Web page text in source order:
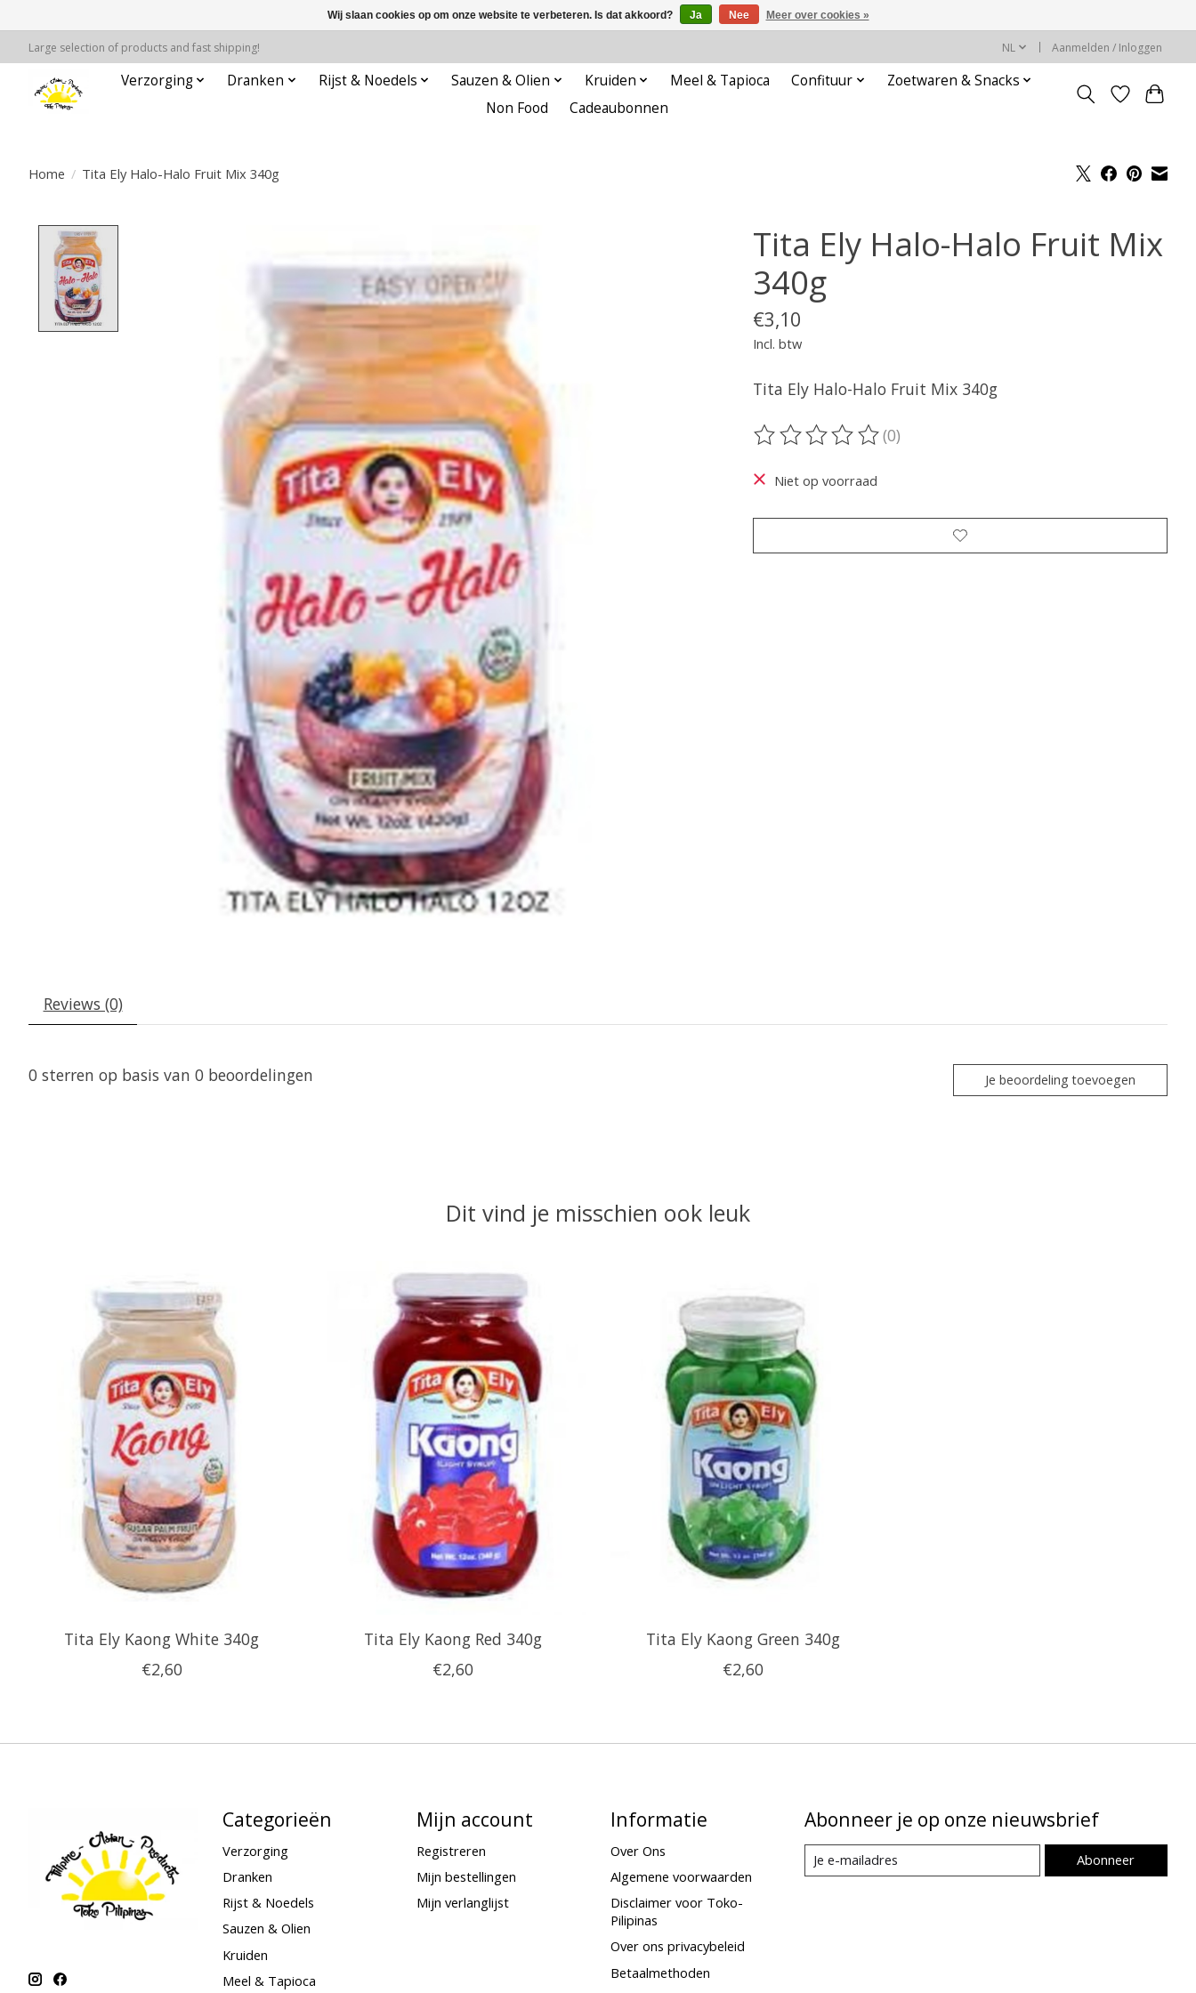
Large selection of products and fast shipping! NL Aanmelden / Inloggen
Verzorging Dranken Rijst & Noedels Sauzen & Olien Kruiden Meel & Tapioca Confituur
Zoetwaren & Snacks
Non Food
Cadeaubonnen
Home / Tita Ely Halo-Halo Fruit Mix 340g
Tita Ely Halo-Halo Fruit Mix
340g
€3,10
Incl. btw
Tita Ely Halo-Halo Fruit Mix 340g
De beoordeling van dit product is
(0)
Niet op voorraad
Reviews (0)
0 sterren op basis van 0 beoordelingen Je beoordeling toevoegen
Dit vind je misschien ook leuk
Tita Ely Kaong White 340g
€2,60
Tita Ely Kaong Red 340g
€2,60
Tita Ely Kaong Green 340g
€2,60
Categorieën
Verzorging
Dranken
Rijst & Noedels
Sauzen & Olien
Kruiden
Meel & Tapioca
Mijn account
Registreren
Mijn bestellingen
Mijn verlanglijst
Informatie
Over Ons
Algemene voorwaarden
Disclaimer voor Toko-
Pilipinas
Over ons privacybeleid
Betaalmethoden
Abonneer je op onze nieuwsbrief
Abonneer
Wij slaan cookies op om onze website te verbeteren. Is dat akkoord? Ja Nee Meer over cookies »